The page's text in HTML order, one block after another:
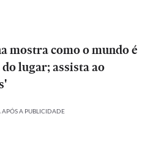
mostra como o mundo é
lugar; assista ao
A PUBLICIDADE